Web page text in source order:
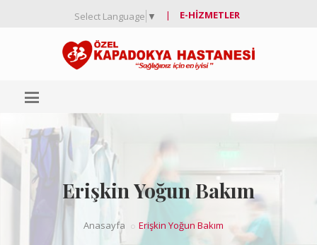
Select Language ▼ | E-HIZMETLER
Erişkin Yoğun Bakım
Anasayfa Erişkin Yoğun Bakım